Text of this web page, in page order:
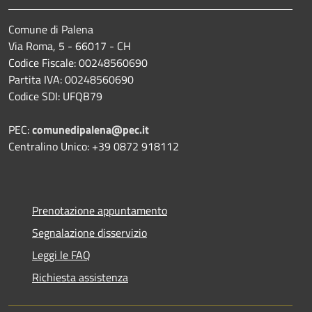
Comune di Palena
Via Roma, 5 - 66017 - CH
Codice Fiscale: 00248560690
Partita IVA: 00248560690
Codice SDI: UFQB79
PEC:comunedipalena@pec.it
Centralino Unico: +39 0872 918112
Prenotazione appuntamento
Segnalazione disservizio
Leggi le FAQ
Richiesta assistenza